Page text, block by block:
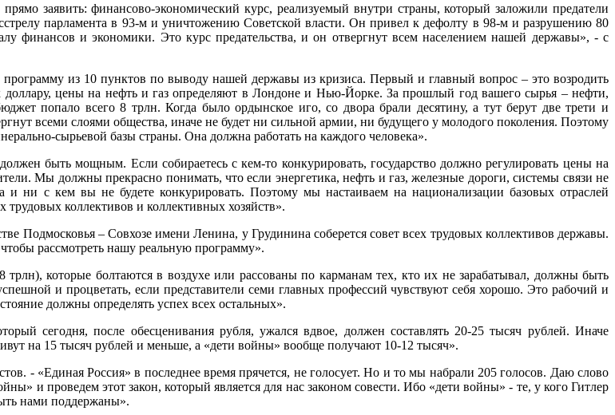
заявить: финансово-экономический курс, реализуемый внутри страны, который заложили предатели
парламента в 93-м и уничтожению Советской власти. Он привел к дефолту в 98-м и разрушению 80
финансов и экономики. Это курс предательства, и он отвергнут всем населением нашей державы», - с
из 10 пунктов по выводу нашей державы из кризиса. Первый и главный вопрос – это возродить
доллару, цены на нефть и газ определяют в Лондоне и Нью-Йорке. За прошлый год вашего сырья – нефти,
попало всего 8 трлн. Когда было ордынское иго, со двора брали десятину, а тут берут две трети и
всеми слоями общества, иначе не будет ни сильной армии, ни будущего у молодого поколения. Поэтому
сырьевой базы страны. Она должна работать на каждого человека».
быть мощным. Если собираетесь с кем-то конкурировать, государство должно регулировать цены на
Мы должны прекрасно понимать, что если энергетика, нефть и газ, железные дороги, системы связи не
ни с кем вы не будете конкурировать. Поэтому мы настаиваем на национализации базовых отраслей
трудовых коллективов и коллективных хозяйств».
Подмосковья – Совхозе имени Ленина, у Грудинина соберется совет всех трудовых коллективов державы.
рассмотреть нашу реальную программу».
которые болтаются в воздухе или рассованы по карманам тех, кто их не зарабатывал, должны быть
и процветать, если представители семи главных профессий чувствуют себя хорошо. Это рабочий и
должны определять успех всех остальных».
сегодня, после обесценивания рубля, ужался вдвое, должен составлять 20-25 тысяч рублей. Иначе
на 15 тысяч рублей и меньше, а «дети войны» вообще получают 10-12 тысяч».
- «Единая Россия» в последнее время прячется, не голосует. Но и то мы набрали 205 голосов. Даю слово
и проведем этот закон, который является для нас законом совести. Ибо «дети войны» - те, у кого Гитлер
нами поддержаны».